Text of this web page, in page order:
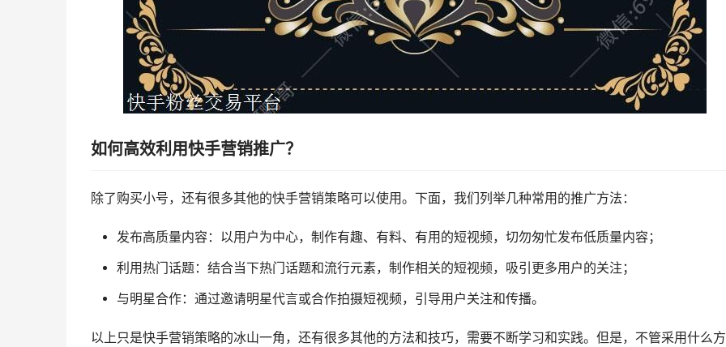
如何高效利用快手营销推广？
除了购买小号，还有很多其他的快手营销策略可以使用。下面，我们列举几种常用的推广方法：
发布高质量内容：以用户为中心，制作有趣、有料、有用的短视频，切勿匆忙发布低质量内容；
利用热门话题：结合当下热门话题和流行元素，制作相关的短视频，吸引更多用户的关注；
与明星合作：通过邀请明星代言或合作拍摄短视频，引导用户关注和传播。
以上只是快手营销策略的冰山一角，还有很多其他的方法和技巧，需要不断学习和实践。但是，不管采用什么方